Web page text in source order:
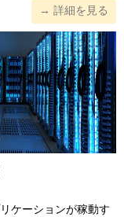
→ 詳細を見る
ケーションが稼動す